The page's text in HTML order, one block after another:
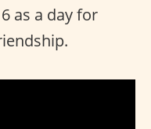
as a day for